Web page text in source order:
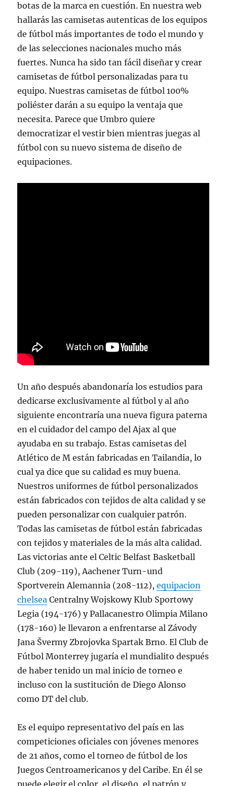
botas de la marca en cuestión. En nuestra web
hallarás las camisetas autenticas de los equipos
de fútbol más importantes de todo el mundo y
de las selecciones nacionales mucho más
fuertes. Nunca ha sido tan fácil diseñar y crear
camisetas de fútbol personalizadas para tu
equipo. Nuestras camisetas de fútbol 100%
poliéster darán a su equipo la ventaja que
necesita. Parece que Umbro quiere
democratizar el vestir bien mientras juegas al
fútbol con su nuevo sistema de diseño de
equipaciones.
Un año después abandonaría los estudios para
dedicarse exclusivamente al fútbol y al año
siguiente encontraría una nueva figura paterna
en el cuidador del campo del Ajax al que
ayudaba en su trabajo. Estas camisetas del
Atlético de M están fabricadas en Tailandia, lo
cual ya dice que su calidad es muy buena.
Nuestros uniformes de fútbol personalizados
están fabricados con tejidos de alta calidad y se
pueden personalizar con cualquier patrón.
Todas las camisetas de fútbol están fabricadas
con tejidos y materiales de la más alta calidad.
Las victorias ante el Celtic Belfast Basketball
Club (209-119), Aachener Turn-und
Sportverein Alemannia (208-112),equipacion
chelsea Centralny Wojskowy Klub Sportowy
Legia (194-176) y Pallacanestro Olimpia Milano
(178-160) le llevaron a enfrentarse al Závody
Jana Švermy Zbrojovka Spartak Brno. El Club de
Fútbol Monterrey jugaría el mundialito después
de haber tenido un mal inicio de torneo e
incluso con la sustitución de Diego Alonso
como DT del club.
Es el equipo representativo del país en las
competiciones oficiales con jóvenes menores
de 21 años, como el torneo de fútbol de los
Juegos Centroamericanos y del Caribe. En él se
puede elegir el color, el diseño, el patrón y